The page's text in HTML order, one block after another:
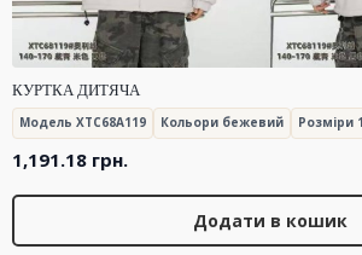
КУРТКА ДИТЯЧА
Модель XTC68A119 Кольори бежевий Розміри
1,191.18 грн.
Додати в кошик